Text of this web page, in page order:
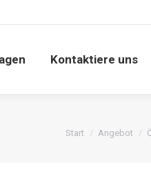
Kontaktiere uns
Sie befinden sich
Start Angebot
Kontaktiere uns